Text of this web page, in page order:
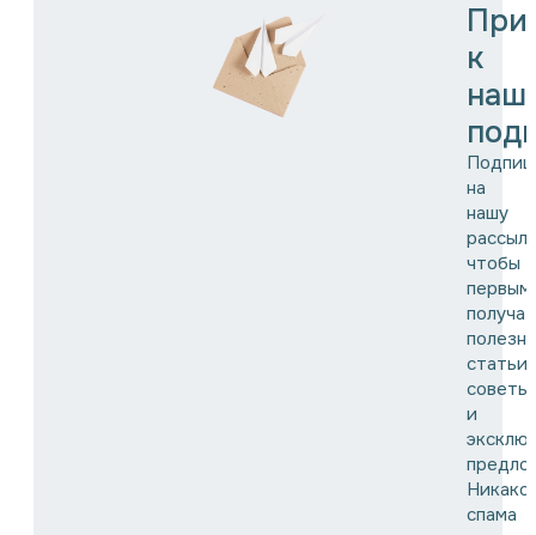
к
на
нашу
чтобы
статьи,
советы
и
спама